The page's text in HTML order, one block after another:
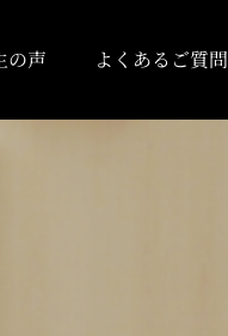
の声 よくあるご質問